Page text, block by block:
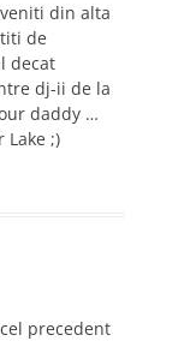
din alta
de
decat
dj-ii de la
daddy …
Lake ;)
precedent